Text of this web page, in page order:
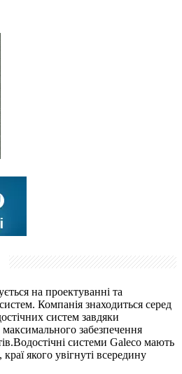
на проектуванні та
Компанія знаходиться серед
систем завдяки
забезпечення
системи Galeco мають
якого увігнуті всередину